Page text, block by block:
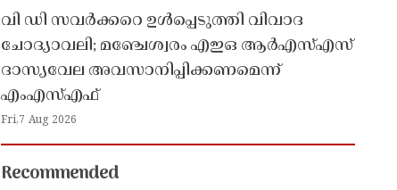
വി ഡി സവർക്കറെ ഉൾപ്പെടുത്തി വിവാദ
ചോദ്യാവലി; മഞ്ചേശ്വരം എഇഒ ആർഎസ്എസ്
ദാസ്യവേല അവസാനിപ്പിക്കണമെന്ന്
എംഎസ്എഫ്
Fri,7 Aug 2026
Recommended